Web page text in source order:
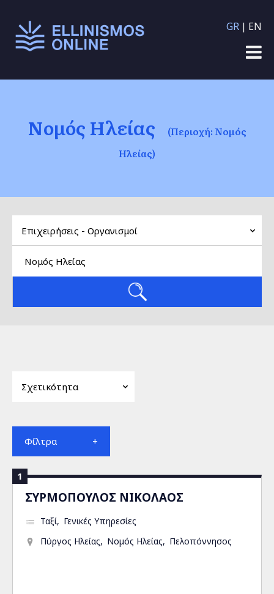
κυρίως περιεχόμενο
GR EN
Νομός Ηλείας
(Περιοχή: Νομός
Ηλείας)
Φίλτρα
1
ΣΥΡΜΟΠΟΥΛΟΣ ΝΙΚΟΛΑΟΣ
Ταξί
Γενικές Υπηρεσίες
Πύργος Ηλείας
Νομός Ηλείας Πελοπόννησος